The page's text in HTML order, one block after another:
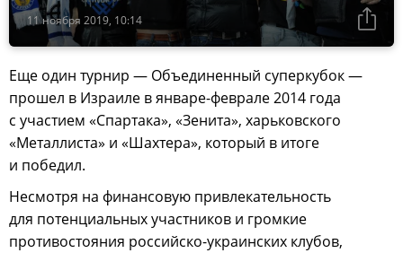
11 ноября 2019, 10:14
Еще один турнир — Объединенный суперкубок —
прошел в Израиле в январе-феврале 2014 года
с участием «Спартака», «Зенита», харьковского
«Металлиста» и «Шахтера», который в итоге
и победил.
Несмотря на финансовую привлекательность
для потенциальных участников и громкие
противостояния российско-украинских клубов,